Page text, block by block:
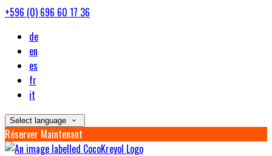
+596 (0) 696 60 17 36
de
en
es
fr
it
Select language
Réserver Maintenant